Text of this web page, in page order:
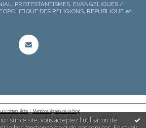
sur ce site, vous acceptez l'utilisation de
PROTESTANTISMES, EVANGELIQUES /
DES RELIGIONS, REPUBLIQUE et
contenu illicite|Mentions légales de ce blog